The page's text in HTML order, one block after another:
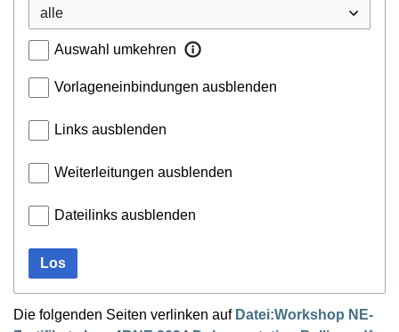
Auswahl umkehren
Vorlageneinbindungen ausblenden
Links ausblenden
Weiterleitungen ausblenden
Dateilinks ausblenden
Los
Die folgenden Seiten verlinken auf Datei:Workshop NE-